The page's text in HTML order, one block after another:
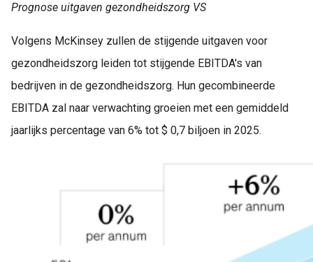
Prognose uitgaven gezondheidszorg VS
Volgens McKinsey zullen de stijgende uitgaven voor
gezondheidszorg leiden tot stijgende EBITDA's van
bedrijven in de gezondheidszorg. Hun gecombineerde
EBITDA zal naar verwachting groeien met een gemiddeld
jaarlijks percentage van 6% tot $ 0,7 biljoen in 2025.